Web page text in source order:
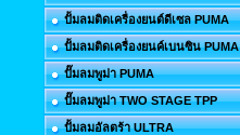
ปั้มลมติดเครื่องยนต์ดีเซล PUMA
ปั้มลมติดเครื่องยนค์เบนซิน PUMA
ปั๊มลมพูม่า PUMA
ปั๊มลมพูม่า TWO STAGE TPP
ปั้มลมอัลตร้า ULTRA